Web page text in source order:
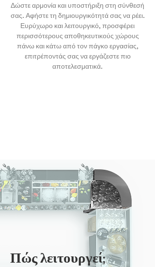
Δώστε αρμονία και υποστήριξη στη σύνθεσή
σας. Αφήστε τη δημιουργικότητά σας να ρέει.
Ευρύχωρο και λειτουργικό, προσφέρει
περισσότερους αποθηκευτικούς χώρους
πάνω και κάτω από τον πάγκο εργασίας,
επιτρέποντάς σας να εργάζεστε πιο
αποτελεσματικά.
Πώς λειτουργεί;